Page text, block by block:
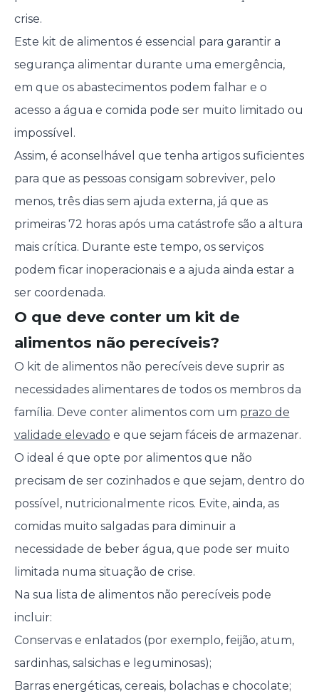
crise.
Este kit de alimentos é essencial para garantir a
segurança alimentar durante uma emergência,
em que os abastecimentos podem falhar e o
acesso a água e comida pode ser muito limitado ou
impossível.
Assim, é aconselhável que tenha artigos suficientes
para que as pessoas consigam sobreviver, pelo
menos, três dias sem ajuda externa, já que as
primeiras 72 horas após uma catástrofe são a altura
mais crítica. Durante este tempo, os serviços
podem ficar inoperacionais e a ajuda ainda estar a
ser coordenada.
O que deve conter um kit de
alimentos não perecíveis?
O kit de alimentos não perecíveis deve suprir as
necessidades alimentares de todos os membros da
família. Deve conter alimentos com um prazo de
validade elevado e que sejam fáceis de armazenar.
O ideal é que opte por alimentos que não
precisam de ser cozinhados e que sejam, dentro do
possível, nutricionalmente ricos. Evite, ainda, as
comidas muito salgadas para diminuir a
necessidade de beber água, que pode ser muito
limitada numa situação de crise.
Na sua lista de alimentos não perecíveis pode
incluir:
Conservas e enlatados (por exemplo, feijão, atum,
sardinhas, salsichas e leguminosas);
Barras energéticas, cereais, bolachas e chocolate;